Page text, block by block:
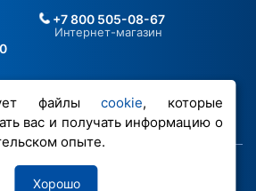
файлыcookie, которые
вас и получать информацию о
опыте.
Хорошо
ПДН
cookie
+7 800 505-08-67
Интернет-магазин